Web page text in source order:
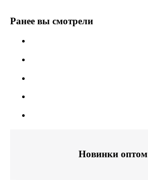
Ранее вы смотрели
Новинки оптом